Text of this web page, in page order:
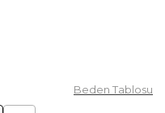
Beden Tablosu